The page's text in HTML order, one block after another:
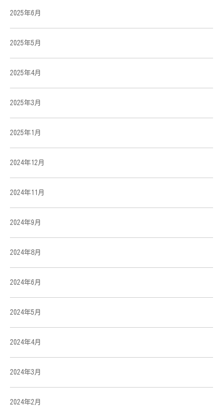
2025年6月
2025年5月
2025年4月
2025年3月
2025年1月
2024年12月
2024年11月
2024年9月
2024年8月
2024年6月
2024年5月
2024年4月
2024年3月
2024年2月